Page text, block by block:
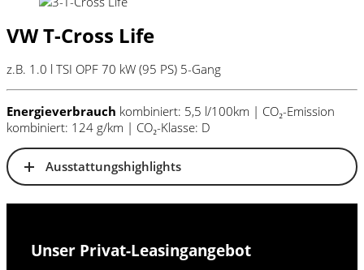
VW T-Cross Life
z.B. 1.0 l TSI OPF 70 kW (95 PS) 5-Gang
Energieverbrauch kombiniert: 5,5 l/100km | CO₂-Emission
kombiniert: 124 g/km | CO₂-Klasse: D
Ausstattungshighlights
Unser Privat-Leasingangebot